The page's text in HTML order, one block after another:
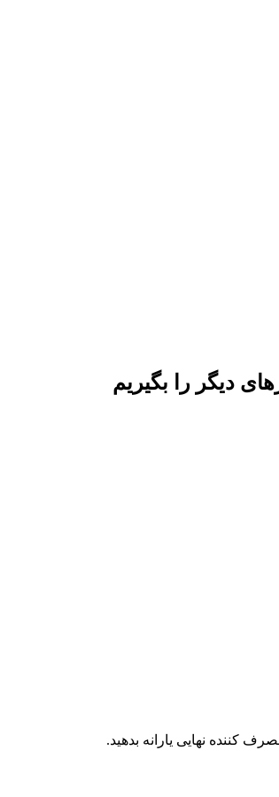
دیگر را بگیریم
کننده نهایی یارانه بدهید.